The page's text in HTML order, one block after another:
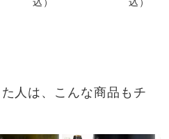
人は、こんな商品もチ